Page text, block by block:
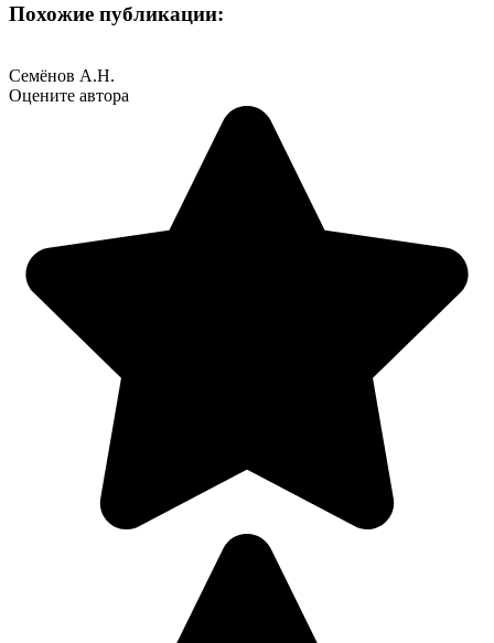
Похожие публикации:
Семёнов А.Н.
Оцените автора